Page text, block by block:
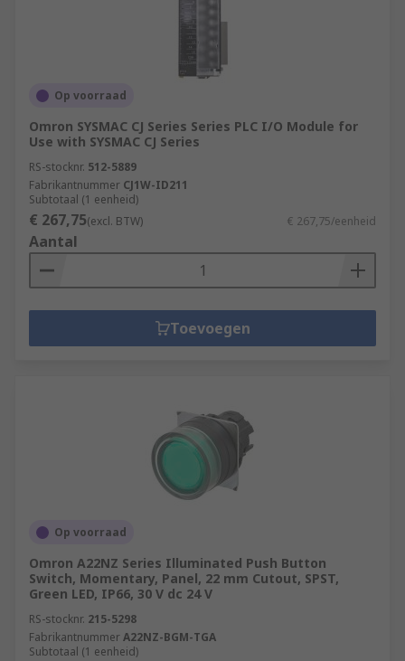
Op voorraad
Omron SYSMAC CJ Series Series PLC I/O Module for
Use with SYSMAC CJ Series
RS-stocknr. 512-5889
Fabrikantnummer CJ1W-ID211
Subtotaal (1 eenheid)
€ 267,75(excl. BTW) € 267,75/eenheid
Aantal
Toevoegen
Op voorraad
Omron A22NZ Series Illuminated Push Button
Switch, Momentary, Panel, 22 mm Cutout, SPST,
Green LED, IP66, 30 V dc 24 V
RS-stocknr. 215-5298
FabrikantnummerA22NZ-BGM-TGA
Subtotaal (1 eenheid)